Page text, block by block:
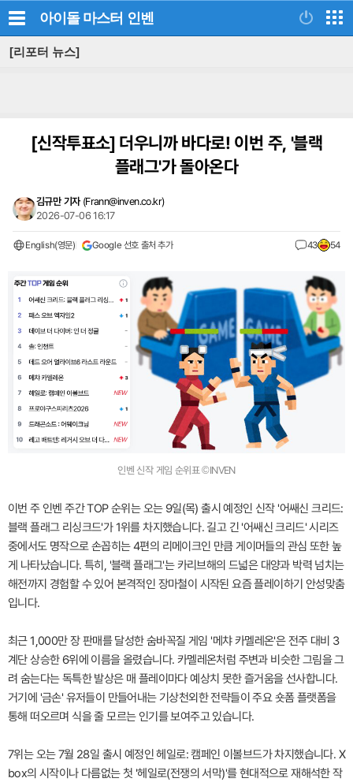
아이돌 마스터 인벤
[리포터 뉴스]
[신작투표소]더우니까 바다로! 이번 주, '블랙
플래그'가 돌아온다
김규만 기자 (Frann@inven.co.kr)
2026-07-06 16:17
English(영문) Google 선호 출처 추가 43 54
인벤 신작 게임 순위표 ©INVEN
이번 주 인벤 주간 TOP 순위는 오는 9일(목) 출시 예정인 신작 '어쌔신 크리드:
블랙 플래그 리싱크드'가 1위를 차지했습니다. 길고 긴 '어쌔신 크리드' 시리즈
중에서도 명작으로 손꼽히는 4편의 리메이크인 만큼 게이머들의 관심 또한 높
게 나타났습니다. 특히, '블랙 플래그'는 카리브해의 드넓은 대양과 박력 넘치는
해전까지 경험할 수 있어 본격적인 장마철이 시작된 요즘 플레이하기 안성맞춤
입니다.
최근 1,000만 장 판매를 달성한 숨바꼭질 게임 '메챠 카멜레온'은 전주 대비 3
계단 상승한 6위에 이름을 올렸습니다. 카멜레온처럼 주변과 비슷한 그림을 그
려 숨는다는 독특한 발상은 매 플레이마다 예상치 못한 즐거움을 선사합니다.
거기에 '금손' 유저들이 만들어내는 기상천외한 전략들이 주요 숏폼 플랫폼을
통해 떠오르며 식을 줄 모르는 인기를 보여주고 있습니다.
7위는 오는 7월 28일 출시 예정인 헤일로: 캠페인 이볼브드가 차지했습니다. X
box의 시작이나 다름없는 첫 '헤일로(전쟁의 서막)'를 현대적으로 재해석한 작